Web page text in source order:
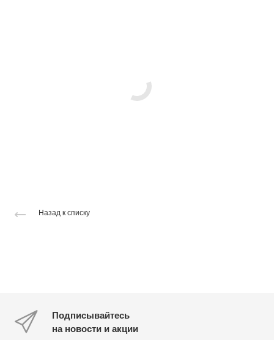
Назад к списку
Подписывайтесь
на новости и акции